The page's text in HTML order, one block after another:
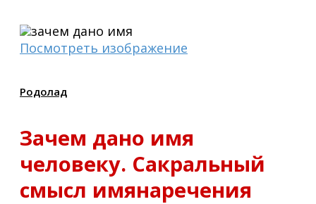
Посмотреть изображение
Родолад
Зачем дано имя
человеку. Сакральный
смысл имянаречения